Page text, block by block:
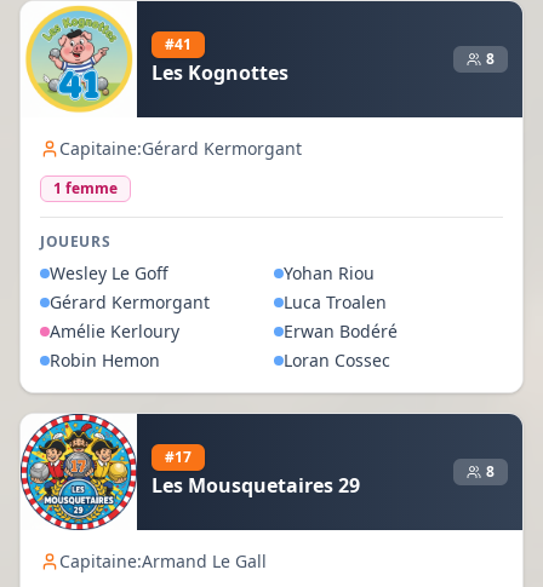
#41
Les Kognottes
8
Capitaine:Gérard Kermorgant
1 femme
JOUEURS
Wesley Le Goff Yohan Riou
Gérard Kermorgant Luca Troalen
Amélie Kerloury Erwan Bodéré
Robin Hemon Loran Cossec
#17
Les Mousquetaires 29
8
Capitaine:Armand Le Gall